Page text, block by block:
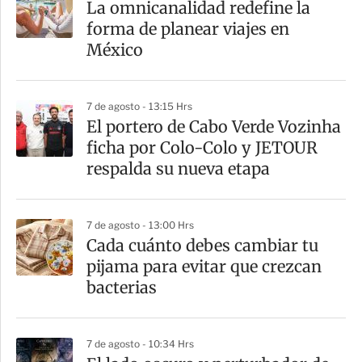
r
t
La omnicanalidad redefine la
forma de planear viajes en
México
7 de agosto - 13:15 Hrs
El portero de Cabo Verde Vozinha
ficha por Colo-Colo y JETOUR
respalda su nueva etapa
7 de agosto - 13:00 Hrs
Cada cuánto debes cambiar tu
pijama para evitar que crezcan
bacterias
7 de agosto - 10:34 Hrs